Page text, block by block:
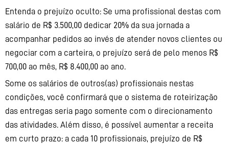
Entenda o prejuízo oculto: Se uma profissional destas com
salário de R$ 3.500,00 dedicar 20% da sua jornada a
acompanhar pedidos ao invés de atender novos clientes ou
negociar com a carteira, o prejuízo será de pelo menos R$
700,00 ao mês, R$ 8.400,00 ao ano.
Some os salários de outros(as) profissionais nestas
condições, você confirmará que o sistema de roteirização
das entregas seria pago somente com o direcionamento
das atividades. Além disso, é possível aumentar a receita
em curto prazo: a cada 10 profissionais, prejuízo de R$